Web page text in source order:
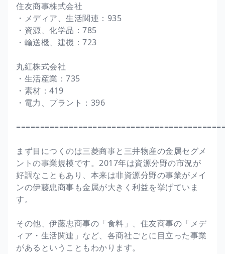
住友商事株式会社
・メディア、生活関連：935
・資源、化学品：785
・輸送機、建機：723
丸紅株式会社
・生活産業：735
・素材：419
・電力、プラント：396
まず目につくのは三菱商事と三井物産の金属セグメ
ントの事業規模です。2017年は資源分野の市況が
好調なこともあり、本来は非資源分野の事業がメイ
ンの伊藤忠商事も金属が大きく利益を挙げていま
す。
その他、伊藤忠商事の「食料」、住友商事の「メデ
ィア・生活関連」など、各商社ごとに目立った事業
があるということもわかります。